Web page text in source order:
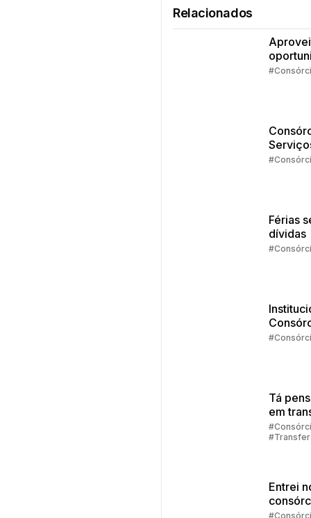
Relacionados
da
Férias
dívidas
Tá
em
sua
Entrei
agora?